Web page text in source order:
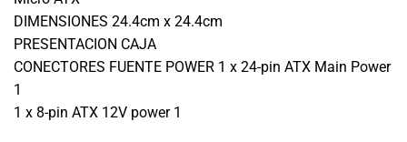
DIMENSIONES 24.4cm x 24.4cm
PRESENTACION CAJA
CONECTORES FUENTE POWER 1 x 24-pin ATX Main Power
1
1 x 8-pin ATX 12V power 1